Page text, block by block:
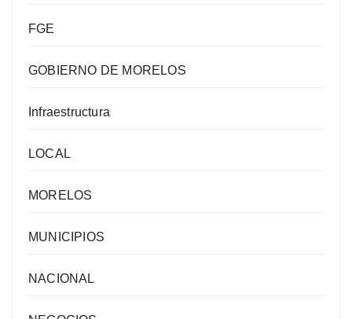
FGE
GOBIERNO DE MORELOS
Infraestructura
LOCAL
MORELOS
MUNICIPIOS
NACIONAL